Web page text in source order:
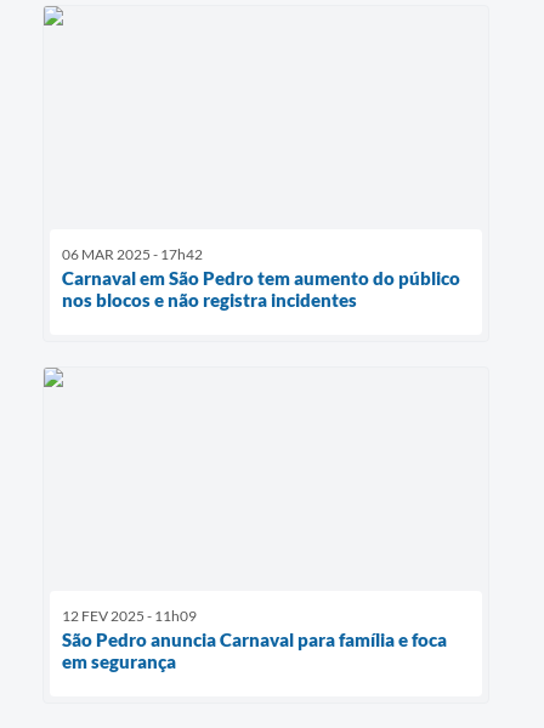
06 MAR 2025 - 17h42
Carnaval em São Pedro tem aumento do público
nos blocos e não registra incidentes
12 FEV 2025 - 11h09
São Pedro anuncia Carnaval para família e foca
em segurança